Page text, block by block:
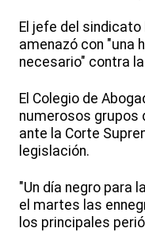
El jefe del sindicato
amenazó con "una
necesario" contra
El Colegio de
numerosos grupos
ante la Corte
legislación.
"Un día negro para la
el martes las
los principales